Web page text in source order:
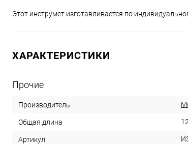
Этот инструмет изготавливается по
ХАРАКТЕРИСТИКИ
Прочие
Производитель
Общая длина
Артикул